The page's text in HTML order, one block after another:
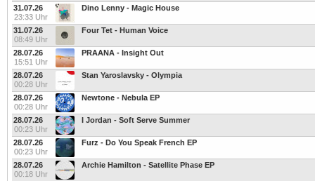
31.07.26
23:33 Uhr
Dino Lenny - Magic House
31.07.26
08:49 Uhr
Four Tet - Human Voice
28.07.26
15:51 Uhr
PRAANA - Insight Out
28.07.26
00:28 Uhr
Stan Yaroslavsky - Olympia
28.07.26
00:28 Uhr
Newtone - Nebula EP
28.07.26
00:23 Uhr
I Jordan - Soft Serve Summer
28.07.26
00:23 Uhr
Furz - Do You Speak French EP
28.07.26
00:18 Uhr
Archie Hamilton - Satellite Phase EP